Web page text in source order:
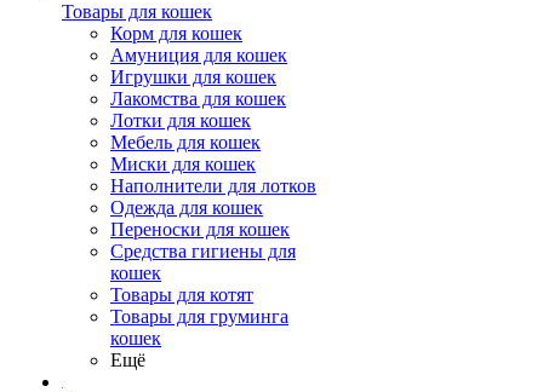
Товары для кошек
Корм для кошек
Амуниция для кошек
Игрушки для кошек
Лакомства для кошек
Лотки для кошек
Мебель для кошек
Миски для кошек
Наполнители для лотков
Одежда для кошек
Переноски для кошек
Средства гигиены для
кошек
Товары для котят
Товары для груминга
кошек
Ещё